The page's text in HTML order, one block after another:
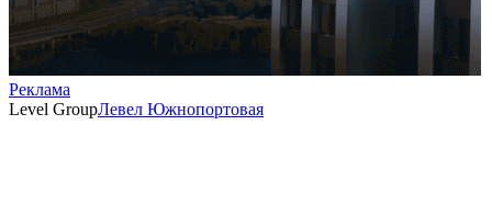
Реклама
Level GroupЛевел Южнопортовая